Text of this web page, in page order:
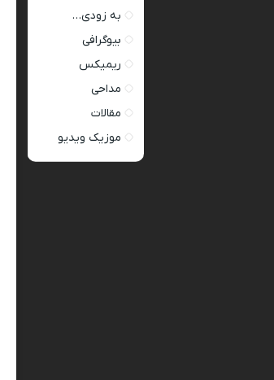
به زودی…
بیوگرافی
ریمیکس
مداحی
مقالات
موزیک ویدیو